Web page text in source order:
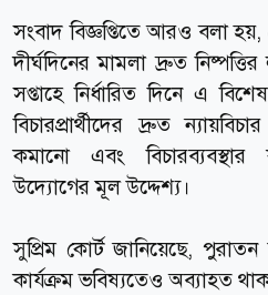
সংবাদ বিজ্ঞপ্তিতে আরও বলা হয়,
দীর্ঘদিনের মামলা দ্রুত
সপ্তাহে নির্ধারিত দিনে এ
বিচারপ্রার্থীদের দ্রুত
কমানো এবং বিচারব্যবস্থার
উদ্যোগের মূল উদ্দেশ্য।
সুপ্রিম কোর্ট জানিয়েছে,
কার্যক্রম ভবিষ্যতেও অব্যাহত